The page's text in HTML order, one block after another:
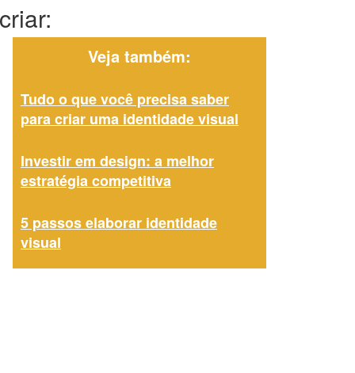
Veja também:
Tudo o que você precisa saber
para criar uma identidade visual
Investir em design: a melhor
estratégia competitiva
5 passos elaborar identidade
visual